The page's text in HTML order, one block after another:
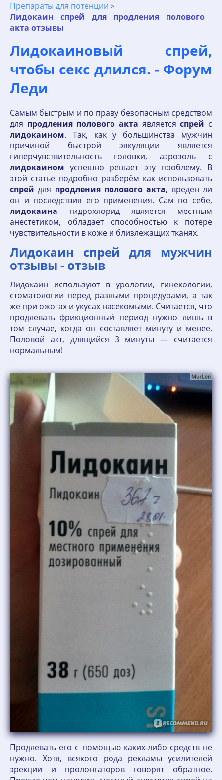
Препараты для потенции
Лидокаин спрей для продления полового
акта отзывы
Лидокаиновый спрей,
чтобы секс длился. - Форум
Леди
Самым быстрым и по праву безопасным средством
для продления полового акта являетсяспрей с
лидокаином. Так, как у большинства мужчин
причиной быстрой эякуляции является
гиперчувствительность головки, аэрозоль с
лидокаином успешно решает эту проблему. В
этой статье подробно разберём как использовать
спрей для продления полового акта, вреден ли
он и последствия его применения. Сам по себе,
лидокаина гидрохлорид является местным
анестетиком, обладает способностью к потере
чувствительности в коже и близлежащих тканях.
Лидокаин спрей для мужчин
отзывы - отзыв
Лидокаин используют в урологии, гинекологии,
стоматологии перед разными процедурами, а так
же при ожогах и укусах насекомыми. Считается, что
продлевать фрикционный период нужно лишь в
том случае, когда он составляет минуту и менее.
Половой акт, длящийся 3 минуты — считается
нормальным!
Продлевать его с помощью каких-либо средств не
нужно. Хотя, всякого рода рекламы усилителей
эрекции и пролонгаторов говорят обратное.